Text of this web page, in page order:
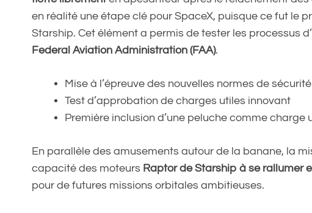
en réalité une étape clé pour SpaceX, puisque ce fut le
Starship. Cet élément a permis de tester les processus
Federal Aviation Administration (FAA).
Mise à l’épreuve des nouvelles normes de sécurité
Test d’approbation de charges utiles innovant
Première inclusion d’une peluche comme charge
En parallèle des amusements autour de la banane, la
capacité des moteurs Raptor de Starship à se rallumer
pour de futures missions orbitales ambitieuses.